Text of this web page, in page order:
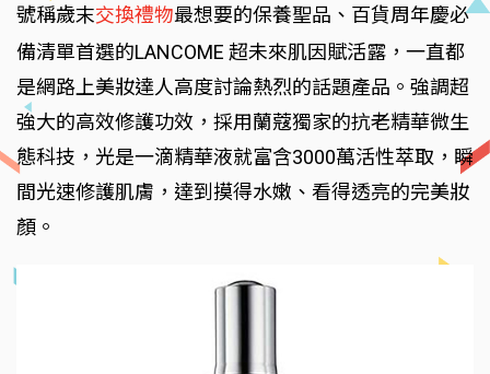
號稱歲末交換禮物最想要的保養聖品、百貨周年慶必
備清單首選的LANCOME 超未來肌因賦活露，一直都
是網路上美妝達人高度討論熱烈的話題產品。強調超
強大的高效修護功效，採用蘭蔻獨家的抗老精華微生
態科技，光是一滴精華液就富含3000萬活性萃取，瞬
間光速修護肌膚，達到摸得水嫩、看得透亮的完美妝
顏。